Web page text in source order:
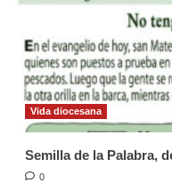
Vida diocesana
Semilla de la Palabra,
0